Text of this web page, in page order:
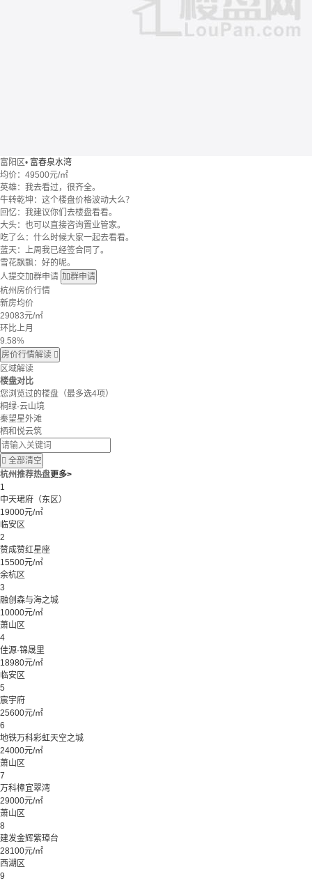
富阳区• 富春泉水湾
均价： 49500元/㎡
英雄：我去看过，很齐全。
牛转乾坤：这个楼盘价格波动大么？
回忆：我建议你们去楼盘看看。
大头：也可以直接咨询置业管家。
吃了么：什么时候大家一起去看看。
蓝天：上周我已经签合同了。
雪花飘飘：好的呢。
人提交加群申请 加群申请
杭州房价行情
新房均价
29083元/㎡
环比上月
9.58%
房价行情解读 
区域解读
楼盘对比
您浏览过的楼盘 （最多选4项）
桐绿·云山境
秦望星外滩
栖和悦云筑
 全部清空
杭州推荐热盘更多>
1
中天珺府（东区）
19000元/㎡
临安区
2
赞成赞红星座
15500元/㎡
余杭区
3
融创森与海之城
10000元/㎡
萧山区
4
佳源·锦晟里
18980元/㎡
临安区
5
宸宇府
25600元/㎡
6
地铁万科彩虹天空之城
24000元/㎡
萧山区
7
万科樟宜翠湾
29000元/㎡
萧山区
8
建发金辉紫璋台
28100元/㎡
西湖区
9